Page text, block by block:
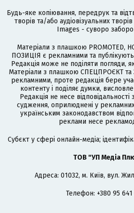
Будь-яке копіювання, передрук та
творів та/або аудіовізуальних
Images - суворо
Матеріали з плашкою
ПОЗИЦІЯ є рекламними та
Редакція може не поділяти погляди,
Матеріали з плашкою СПЕЦПРОЄКТ
рекламними, проте редакція бере
контенту і поділяє думки,
Редакція не несе відповідальності
судження, оприлюднені у рекламних
українським законодавством
реклами несе
Cубєкт у сфері онлайн-медіа;
ТОВ "УП Медіа
Адреса: 01032, м. Київ, вул.
Телефон: +380 95 641